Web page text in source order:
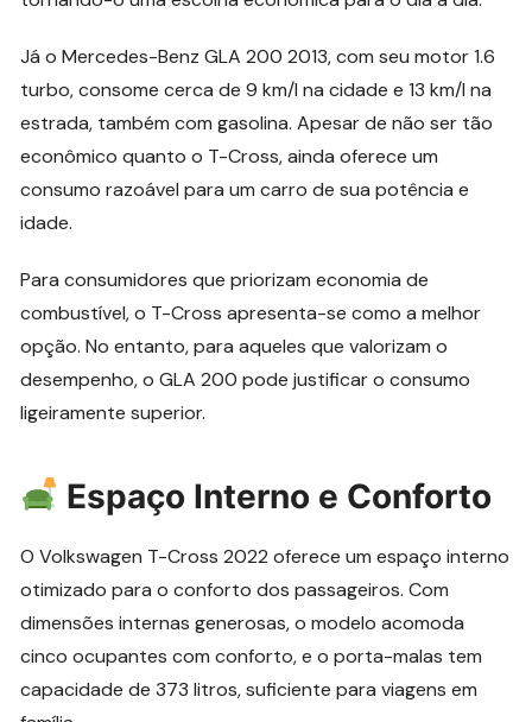
Já o Mercedes-Benz GLA 200 2013, com seu motor 1.6
turbo, consome cerca de 9 km/l na cidade e 13 km/l na
estrada, também com gasolina. Apesar de não ser tão
econômico quanto o T-Cross, ainda oferece um
consumo razoável para um carro de sua potência e
idade.
Para consumidores que priorizam economia de
combustível, o T-Cross apresenta-se como a melhor
opção. No entanto, para aqueles que valorizam o
desempenho, o GLA 200 pode justificar o consumo
ligeiramente superior.
Espaço Interno e Conforto
O Volkswagen T-Cross 2022 oferece um espaço interno
otimizado para o conforto dos passageiros. Com
dimensões internas generosas, o modelo acomoda
cinco ocupantes com conforto, e o porta-malas tem
capacidade de 373 litros, suficiente para viagens em